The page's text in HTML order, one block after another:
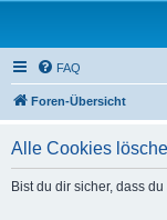
FAQ
Foren-Übersicht
Alle Cookies
Bist du dir sicher, dass